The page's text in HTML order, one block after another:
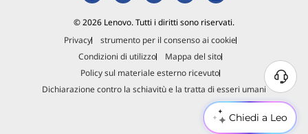
Chiedi a Leo
© 2026 Lenovo. Tutti i diritti sono riservati.
Privacy
strumento per il consenso ai cookie
Condizioni di utilizzo
Mappa del sito
Policy sul materiale esterno ricevuto
Dichiarazione contro la schiavitù e la tratta di esseri umani